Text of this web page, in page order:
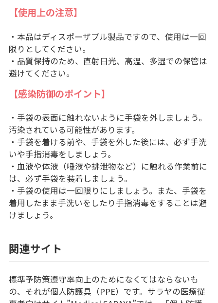
【使用上の注意】
・本品はディスポーザブル製品ですので、使用は一回
限りとしてください。
・品質保持のため、直射日光、高温、多湿での保管は
避けてください。
【感染防御のポイント】
・手袋の表面に触れないように手袋を外しましょう。
汚染されている可能性があります。
・手袋を着ける前や、手袋を外した後には、必ず手洗
いや手指消毒をしましょう。
・血液や体液（唾液や排泄物など）に触れる作業前に
は、必ず手袋を装着しましょう。
・手袋の使用は一回限りにしましょう。また、手袋を
着用したまま手洗いをしたり手指消毒をすることは避
けましょう。
関連サイト
標準予防策遵守率向上のためになくてはならないも
の、それが個人防護具（PPE）です。サラヤの医療従